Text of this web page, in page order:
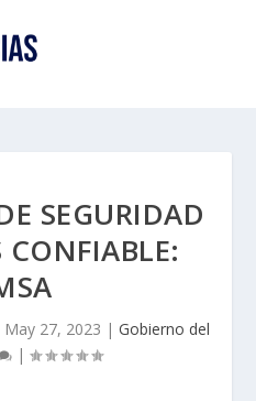
SEGURIDAD
CONFIABLE:
May 27, 2023 | Gobierno del
|